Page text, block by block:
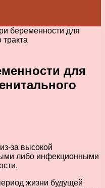
беременности для
тракта
для
за высокой
либо инфекционными
жизни будущей